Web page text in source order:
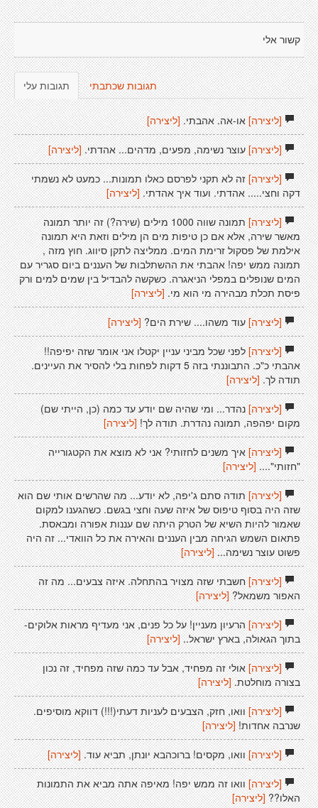
קשור אלי
תגובות עלי תגובות שכתבתי
[ליצירה]או-אה. אהבתי. [ליצירה]
[ליצירה]עוצר נשימה, מפעים, מדהים... אהדתי.[ליצירה]
[ליצירה]זה לא תקני לפרסם כאלו תמונות... כמעט לא נשמתי
דקה וחצי..... אהדתי. ועוד איך אהדתי. [ליצירה]
[ליצירה]
תמונה שווה 1000 מילים (שירה?) זה יותר תמונה
מאשר שירה, אלא אם כן טיפות מים הן מילים וזאת היא תמונה
אילמת של פסקול זרימת המים. ממליצה לתקן סיווג. חוץ מזה ,
תמונה ממש יפה! אהבתי את ההשתלבות של העננים ביום סגריר עם
המים שנופלים במפלי הניאגרה. כשקשה להבדיל בין שמים למים ורק
פיסת תכלת מבהירה מי הוא מי.[ליצירה]
[ליצירה]עוד משהו.... שירת הים? [ליצירה]
[ליצירה]לפני שכל מביני עניין יקטלו אני אומר שזה יפיפה!!
אהבתי כ"כ. התבוננתי בזה 5 דקות לפחות בלי להסיר את העיינים.
תודה לך. [ליצירה]
[ליצירה]נהדר... ומי שהיה שם יודע עד כמה (כן, הייתי שם)
מקום יפהפה, תמונה נהדרת. תודה לך! [ליצירה]
[ליצירה]איך משנים לחזותי? אני לא מוצא את הקטגורייה
"חזותי".... [ליצירה]
[ליצירה]תודה סתם ג'יפה, לא יודע... מה שהרשים אותי שם הוא
שזה היה בסוף טיפוס של איזה שעה וחצי בגשם. כשהגענו למקום
שאמור להיות השיא של הטרק היתה שם עננות אפורה ומבאסת.
פתאום השמש הגיחה מבין העננים והאירה את כל הוואדי... זה היה
פשוט עוצר נשימה... [ליצירה]
[ליצירה]חשבתי שזה מצויר בהתחלה. איזה צבעים... מה זה
האפור משמאל? [ליצירה]
[ליצירה]הרעיון מעניין! על כל פנים, אני מעדיף מראות אלוקים-
בתוך הגאולה, בארץ ישראל.. [ליצירה]
[ליצירה]אולי זה מפחיד, אבל עד כמה שזה מפחיד, זה נכון
בצורה מוחלטת. [ליצירה]
[ליצירה]וואו, חזק, הצבעים לעניות דעתי(!!!) דווקא מוסיפים.
שנרבה אחדות! [ליצירה]
[ליצירה]וואו, מקסים! ברוכהבא יונתן, תביא עוד. [ליצירה]
[ליצירה]וואו זה ממש יפה! מאיפה אתה מביא את התמונות
האלו?? [ליצירה]